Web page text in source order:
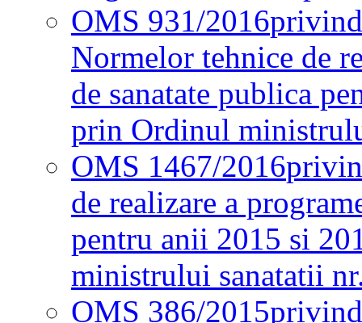
OMS 931/2016
Normelor tehnice de
de sanatate publica
prin Ordinul
OMS 1467/2016
de realizare a
pentru anii 2015 si
ministrului sanatatii
OMS 386/2015